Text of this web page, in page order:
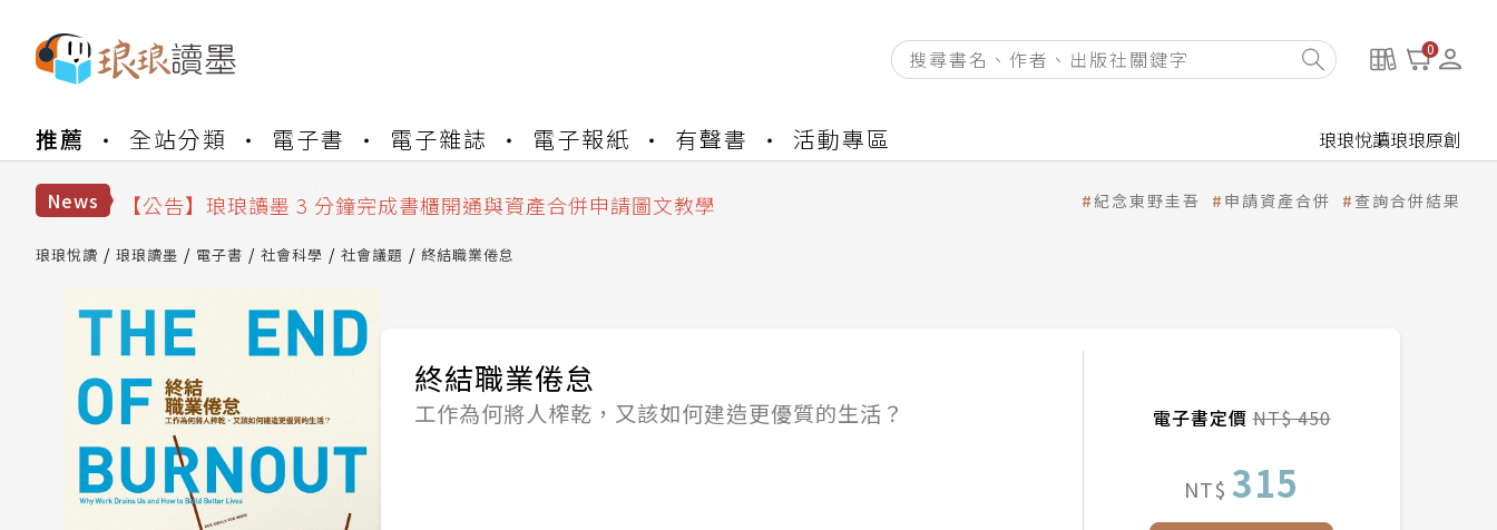
0
推薦 全站分類 電子書 電子雜誌 電子報紙 有聲書 活動專區 琅琅悅讀琅琅原創
News
【公告】琅琅讀墨數位閱讀資產合併與書櫃開通申請
【公告】琅琅讀墨 3 分鐘完成書櫃開通與資產合併申請圖文教學
【公告】琅琅讀墨數位閱讀資產合併與書櫃開通申請
紀念東野圭吾 申請資產合併 查詢合併結果
琅琅悅讀 琅琅讀墨 電子書 社會科學 社會議題 終結職業倦怠
終結職業倦怠
工作為何將人榨乾，又該如何建造更優質的生活？ 電子書定價NT$ 450
NT$ 315